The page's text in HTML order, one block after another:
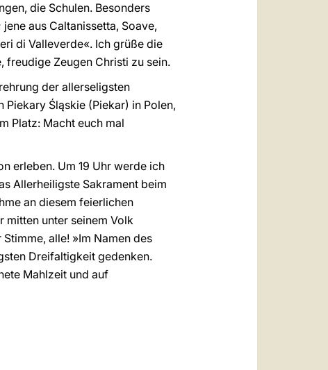
die Schulen. Besonders
aus Caltanissetta, Soave,
di Valleverde«. Ich grüße die
freudige Zeugen Christi zu sein.
der allerseligsten
Śląskie (Piekar) in Polen,
Platz: Macht euch mal
erleben. Um 19 Uhr werde ich
Allerheiligste Sakrament beim
an diesem feierlichen
mitten unter seinem Volk
alle! »Im Namen des
Dreifaltigkeit gedenken.
Mahlzeit und auf